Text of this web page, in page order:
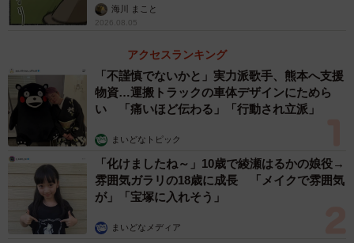
海川 まこと
2026.08.05
アクセスランキング
「不謹慎でないかと」実力派歌手、熊本へ支援
物資…運搬トラックの車体デザインにためら
い 「痛いほど伝わる」「行動され立派」
まいどなトピック
「化けましたね～」10歳で綾瀬はるかの娘役→
雰囲気ガラリの18歳に成長 「メイクで雰囲気
が」「宝塚に入れそう」
まいどなメディア